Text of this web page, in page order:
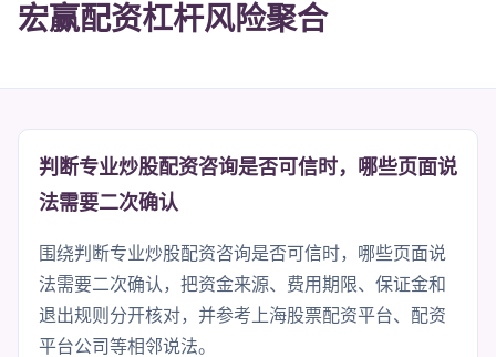
宏赢配资杠杆风险聚合
判断专业炒股配资咨询是否可信时，哪些页面说
法需要二次确认
围绕判断专业炒股配资咨询是否可信时，哪些页面说
法需要二次确认，把资金来源、费用期限、保证金和
退出规则分开核对，并参考上海股票配资平台、配资
平台公司等相邻说法。